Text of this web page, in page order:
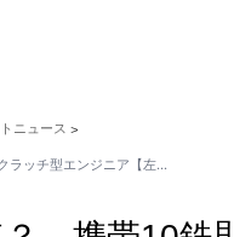
ニュース >
ラッチ型エンジニア【左…